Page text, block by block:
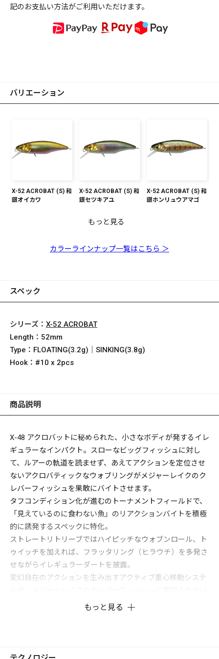
記のお支払い方法がご利用いただけます。
バリエーション
X-52 ACROBAT (S) 和
銀オイカワ
X-52 ACROBAT (S) 和
銀セツキアユ
X-52 ACROBAT (S) 和
銀ホンリュウアマゴ
もっと見る
カラーラインナップ一覧はこちら ＞
スペック
シリーズ： X-52 ACROBAT
Length： 52mm
Type： FLOATING(3.2g)｜SINKING(3.8g)
Hook： #10 x 2pcs
商品説明
X-48 アクロバットに秘められた、小さなボディが発するイレ
ギュラーなインパクト。スローなビッグフィッシュに対し
て、ルアーの軌道を読ませず、あえてアクションを定位させ
ないアクロバティックなウォブリングがメジャーレイクのク
レバーフィッシュを果敢にバイトさせます。
タフコンディション化が進むのトーナメントフィールドで、
「見えているのに食わない魚」のリアクションバイトを積極
的に誘発するスペックに特化。
ストレートリトリーブではハイピッチなウォブンロール、ト
ゥイッチを加えれば、フラッタリング（ヒラウチ）を多発さ
せながらイレギュラーダートを披露。
変幻自在のアクションを生み出すアクティブ重心移動システ
リアクションゲームを展開。もっと見る